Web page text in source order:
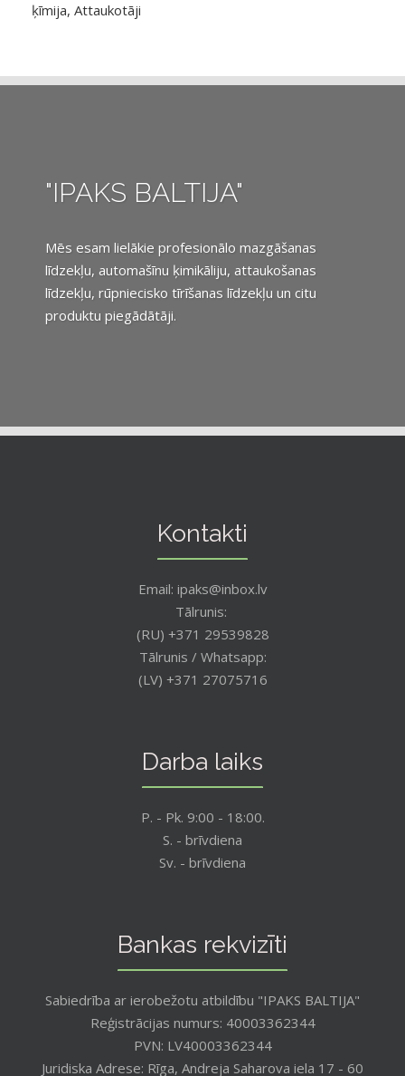
ķīmija, Attaukotāji
"IPAKS BALTIJA"
Mēs esam lielākie profesionālo mazgāšanas
līdzekļu, automašīnu ķimikāliju, attaukošanas
līdzekļu, rūpniecisko tīrīšanas līdzekļu un citu
produktu piegādātāji.
Kontakti
Email: ipaks@inbox.lv
Tālrunis:
(RU) +371 29539828
Tālrunis / Whatsapp:
(LV) +371 27075716
Darba laiks
P. - Pk. 9:00 - 18:00.
S. - brīvdiena
Sv. - brīvdiena
Bankas rekvizīti
Sabiedrība ar ierobežotu atbildību "IPAKS BALTIJA"
Reģistrācijas numurs: 40003362344
PVN: LV40003362344
Juridiska Adrese: Rīga, Andreja Saharova iela 17 - 60